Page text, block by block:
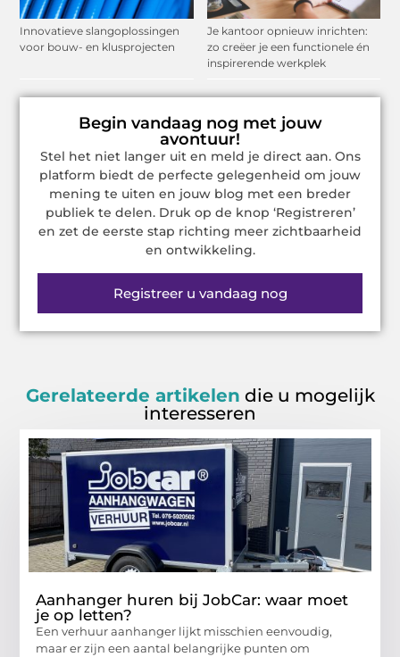
Innovatieve slangoplossingen
voor bouw- en klusprojecten
Je kantoor opnieuw inrichten:
zo creëer je een functionele én
inspirerende werkplek
Begin vandaag nog met jouw
avontuur!
Stel het niet langer uit en meld je direct aan. Ons
platform biedt de perfecte gelegenheid om jouw
mening te uiten en jouw blog met een breder
publiek te delen. Druk op de knop ‘Registreren’
en zet de eerste stap richting meer zichtbaarheid
en ontwikkeling.
Registreer u vandaag nog
Gerelateerde artikelen die u mogelijk
interesseren
Aanhanger huren bij JobCar: waar moet
je op letten?
Een verhuur aanhanger lijkt misschien eenvoudig,
maar er zijn een aantal belangrijke punten om